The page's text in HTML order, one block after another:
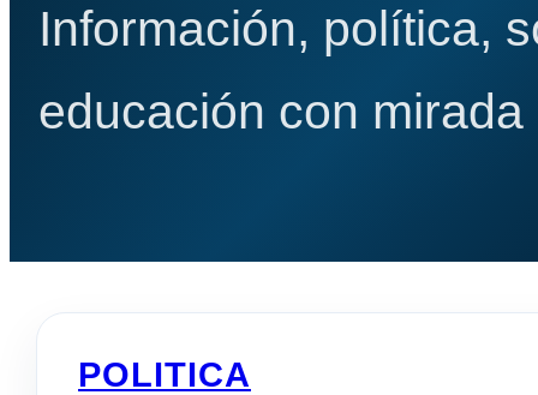
Información, política,
educación con
POLITICA